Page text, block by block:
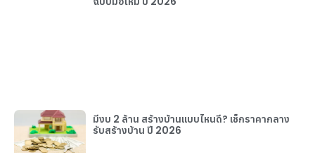
มีงบ 2 ล้าน สร้างบ้านแบบไหนดี? เช็กราคากลาง
รับสร้างบ้าน ปี 2026